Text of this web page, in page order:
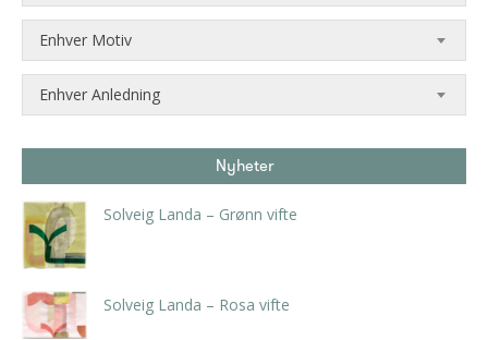
Enhver Motiv
Enhver Anledning
Nyheter
Solveig Landa – Grønn vifte
Solveig Landa – Rosa vifte